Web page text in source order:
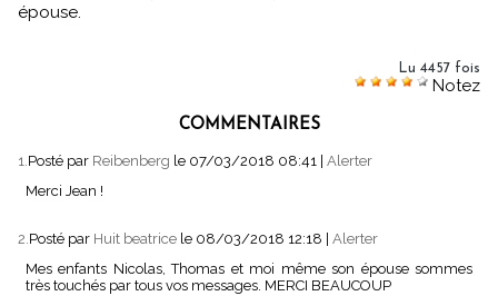
épouse.
Lu 4457 fois
Notez
COMMENTAIRES
1.Posté par Reibenberg le 07/03/2018 08:41 Alerter
Merci Jean !
2.Posté par Huit beatrice le 08/03/2018 12:18
Alerter
Mes enfants Nicolas, Thomas et moi même son épouse sommes
très touchés par tous vos messages. MERCI BEAUCOUP